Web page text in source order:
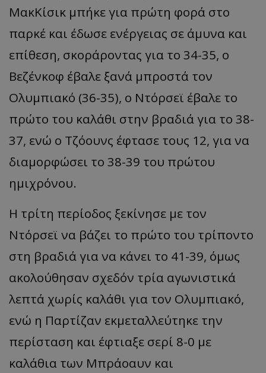
ΜακΚίσικ μπήκε για πρώτη φορά στο
παρκέ και έδωσε ενέργειας σε άμυνα και
επίθεση, σκοράροντας για το 34-35, ο
Βεζένκοφ έβαλε ξανά μπροστά τον
Ολυμπιακό (36-35), ο Ντόρσεϊ έβαλε το
πρώτο του καλάθι στην βραδιά για το 38-
37, ενώ ο Τζόουνς έφτασε τους 12, για να
διαμορφώσει το 38-39 του πρώτου
ημιχρόνου.
Η τρίτη περίοδος ξεκίνησε με τον
Ντόρσεϊ να βάζει το πρώτο του τρίποντο
στη βραδιά για να κάνει το 41-39, όμως
ακολούθησαν σχεδόν τρία αγωνιστικά
λεπτά χωρίς καλάθι για τον Ολυμπιακό,
ενώ η Παρτίζαν εκμεταλλεύτηκε την
περίσταση και έφτιαξε σερί 8-0 με
καλάθια των Μπράοαυν και